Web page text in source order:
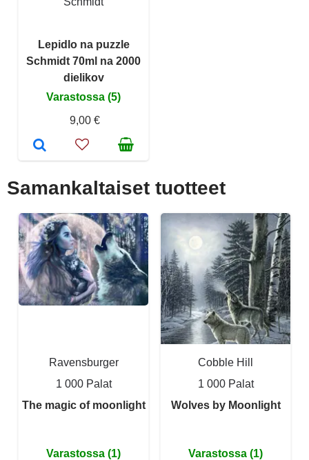
Lepidlo na puzzle
Schmidt 70ml na 2000
dielikov
Varastossa (5)
9,00 €
Samankaltaiset tuotteet
Ravensburger
1 000 Palat
The magic of moonlight
Varastossa (1)
Cobble Hill
1 000 Palat
Wolves by Moonlight
Varastossa (1)